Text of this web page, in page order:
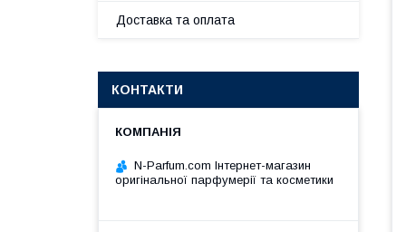
Доставка та оплата
КОНТАКТИ
N-Parfum.com Інтернет-магазин
оригінальної парфумерії та косметики